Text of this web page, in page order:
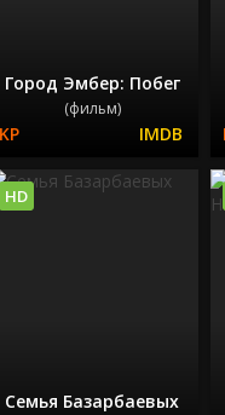
Город Эмбер: Побег
(фильм)
Семья Базарбаевых
HD